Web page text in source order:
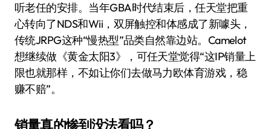
听老任的安排。当年GBA时代结束后，任天堂把重
心转向了NDS和Wii，双屏触控和体感成了新噱头，
传统JRPG这种“慢热型”品类自然靠边站。Camelot
想继续做《黄金太阳3》，可任天堂觉得“这IP销量上
限也就那样，不如让你们去做马力欧体育游戏，稳
赚不赔”。
销量真的惨到没法看吗？